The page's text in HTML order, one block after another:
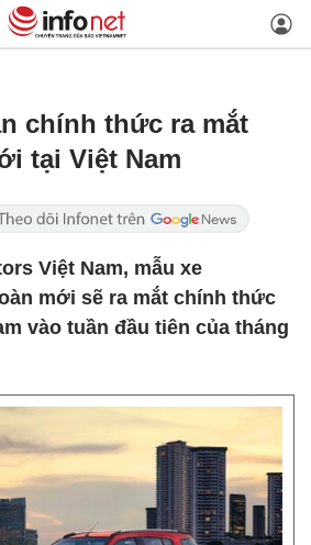
chính thức ra mắt
tại Việt Nam
Việt Nam, mẫu xe
mới sẽ ra mắt chính thức
vào tuần đầu tiên của tháng